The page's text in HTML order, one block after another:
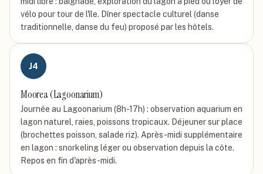
vélo pour tour de l'île. Dîner spectacle culturel (danse
traditionnelle, danse du feu) proposé par les hôtels.
J4
Moorea (Lagoonarium)
Journée au Lagoonarium (8h-17h) : observation aquarium en
lagon naturel, raies, poissons tropicaux. Déjeuner sur place
(brochettes poisson, salade riz). Après-midi supplémentaire
en lagon : snorkeling léger ou observation depuis la côte.
Repos en fin d'après-midi.